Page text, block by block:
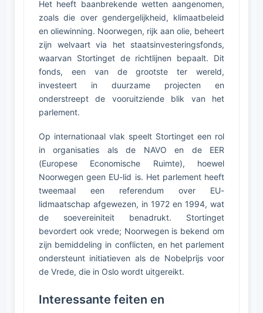
Het heeft baanbrekende wetten aangenomen,
zoals die over gendergelijkheid, klimaatbeleid
en oliewinning. Noorwegen, rijk aan olie, beheert
zijn welvaart via het staatsinvesteringsfonds,
waarvan Stortinget de richtlijnen bepaalt. Dit
fonds, een van de grootste ter wereld,
investeert in duurzame projecten en
onderstreept de vooruitziende blik van het
parlement.
Op internationaal vlak speelt Stortinget een rol
in organisaties als de NAVO en de EER
(Europese Economische Ruimte), hoewel
Noorwegen geen EU-lid is. Het parlement heeft
tweemaal een referendum over EU-
lidmaatschap afgewezen, in 1972 en 1994, wat
de soevereiniteit benadrukt. Stortinget
bevordert ook vrede; Noorwegen is bekend om
zijn bemiddeling in conflicten, en het parlement
ondersteunt initiatieven als de Nobelprijs voor
de Vrede, die in Oslo wordt uitgereikt.
Interessante feiten en